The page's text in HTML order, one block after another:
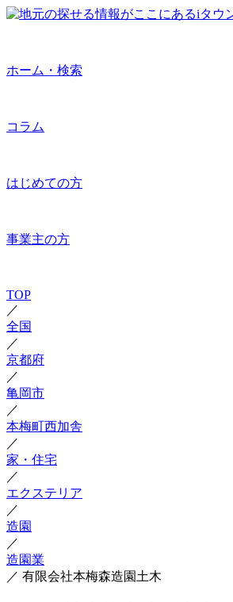
ホーム・検索
コラム
はじめての方
事業主の方
TOP
／
全国
／
京都府
／
亀岡市
／
本梅町西加舎
／
家・住宅
／
エクステリア
／
造園
／
造園業
／ 有限会社本梅森造園土木